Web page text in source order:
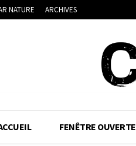
NATURE ARCHIVES
FENÊTRE OUVERTE